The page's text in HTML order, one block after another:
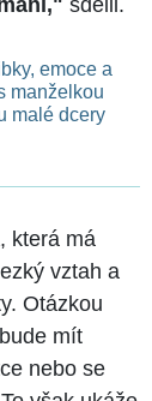
emoce a
manželkou
malé dcery
která má
vztah a
Otázkou
mít
nebo se